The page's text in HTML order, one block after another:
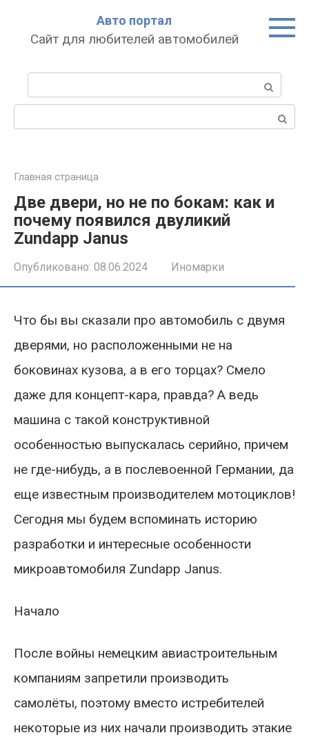
Авто портал
Сайт для любителей автомобилей
Главная страница
Две двери, но не по бокам: как и
почему появился двуликий
Zundapp Janus
Опубликовано: 08.06.2024 Иномарки
Что бы вы сказали про автомобиль с двумя
дверями, но расположенными не на
боковинах кузова, а в его торцах? Смело
даже для концепт-кара, правда? А ведь
машина с такой конструктивной
особенностью выпускалась серийно, причем
не где-нибудь, а в послевоенной Германии, да
еще известным производителем мотоциклов!
Сегодня мы будем вспоминать историю
разработки и интересные особенности
микроавтомобиля Zundapp Janus.
Начало
После войны немецким авиастроительным
компаниям запретили производить
самолёты, поэтому вместо истребителей
некоторые из них начали производить этакие